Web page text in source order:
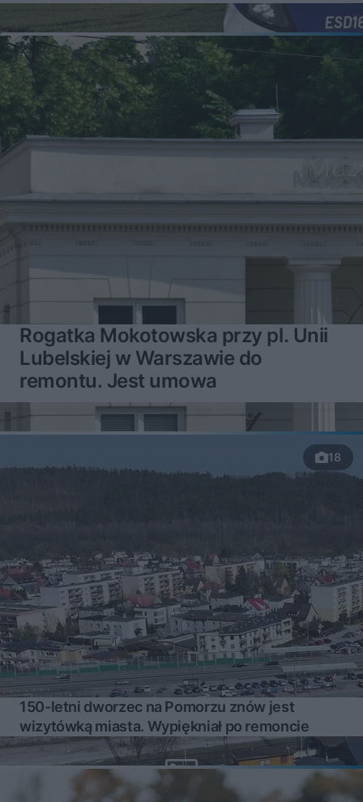
Rogatka Mokotowska przy pl. Unii
Lubelskiej w Warszawie do
remontu. Jest umowa
18
150-letni dworzec na Pomorzu znów jest
wizytówką miasta. Wypiękniał po remoncie